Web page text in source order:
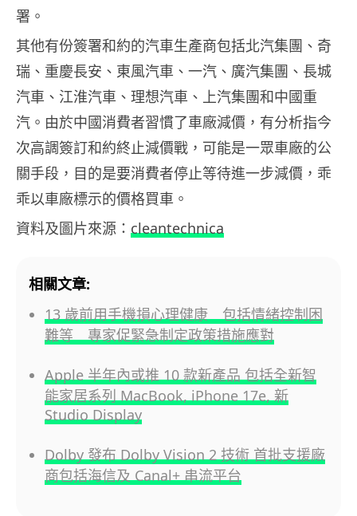
署。
其他有份簽署和約的汽車生產商包括北汽集團、奇
瑞、重慶長安、東風汽車、一汽、廣汽集團、長城
汽車、江淮汽車、理想汽車、上汽集團和中國重
汽。由於中國消費者習慣了車廠減價，有分析指今
次高調簽訂和約終止減價戰，可能是一眾車廠的公
關手段，目的是要消費者停止等待進一步減價，乖
乖以車廠標示的價格買車。
資料及圖片來源： cleantechnica
相關文章:
13 歲前用手機損心理健康 包括情緒控制困
難等 專家促緊急制定政策措施應對
Apple 半年內或推 10 款新產品 包括全新智
能家居系列 MacBook, iPhone 17e, 新
Studio Display
Dolby 發布 Dolby Vision 2 技術 首批支援廠
商包括海信及 Canal+ 串流平台